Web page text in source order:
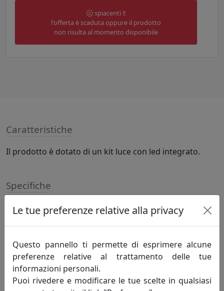
spiacenti !!
l'offerta è scaduta oppure il prodotto
non risulta al momento disponibile
Caratteristiche
Il prodotto è dotato di un kit luce con led integrato.
Specifiche
LED 30W 2100Lm 3000K (DIMMERABILE), lampadine
Informazioni sul brand
Da più di 50 anni disegnamo la luce.
Le tue preferenze relative alla privacy
Questo pannello ti permette di esprimere alcune
preferenze relative al trattamento delle tue
informazioni personali.
Puoi rivedere e modificare le tue scelte in qualsiasi